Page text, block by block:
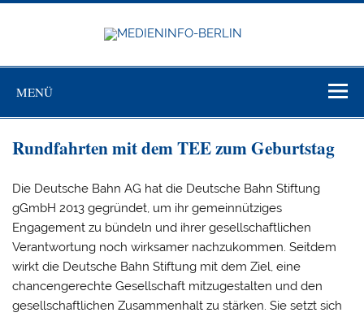
Zum
MENÜ
Rundfahrten mit dem TEE zum Geburtstag
Die Deutsche Bahn AG hat die Deutsche Bahn Stiftung
gGmbH 2013 gegründet, um ihr gemeinnütziges
Engagement zu bündeln und ihrer gesellschaftlichen
Verantwortung noch wirksamer nachzukommen. Seitdem
wirkt die Deutsche Bahn Stiftung mit dem Ziel, eine
chancengerechte Gesellschaft mitzugestalten und den
gesellschaftlichen Zusammenhalt zu stärken. Sie setzt sich